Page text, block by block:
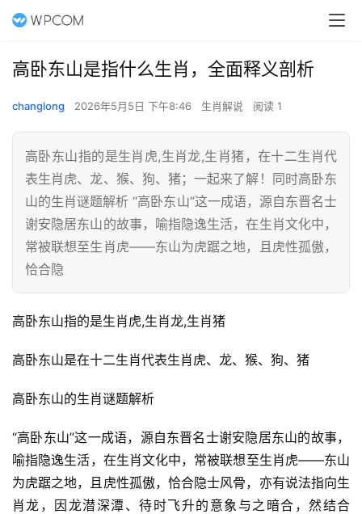
高卧东山是指什么生肖，全面释义剖析
changlong 2026年5月5日 下午8:46 生肖解说 阅读 1
高卧东山指的是生肖虎,生肖龙,生肖猪，在十二生肖代
表生肖虎、龙、猴、狗、猪；一起来了解！同时高卧东
山的生肖谜题解析 “高卧东山”这一成语，源自东晋名士
谢安隐居东山的故事，喻指隐逸生活，在生肖文化中，
常被联想至生肖虎——东山为虎踞之地，且虎性孤傲，
恰合隐
高卧东山指的是生肖虎,生肖龙,生肖猪
高卧东山是在十二生肖代表生肖虎、龙、猴、狗、猪
高卧东山的生肖谜题解析
“高卧东山”这一成语，源自东晋名士谢安隐居东山的故事，
喻指隐逸生活，在生肖文化中，常被联想至生肖虎——东山
为虎踞之地，且虎性孤傲，恰合隐士风骨，亦有说法指向生
肖龙，因龙潜深潭、待时飞升的意象与之暗合，然结合